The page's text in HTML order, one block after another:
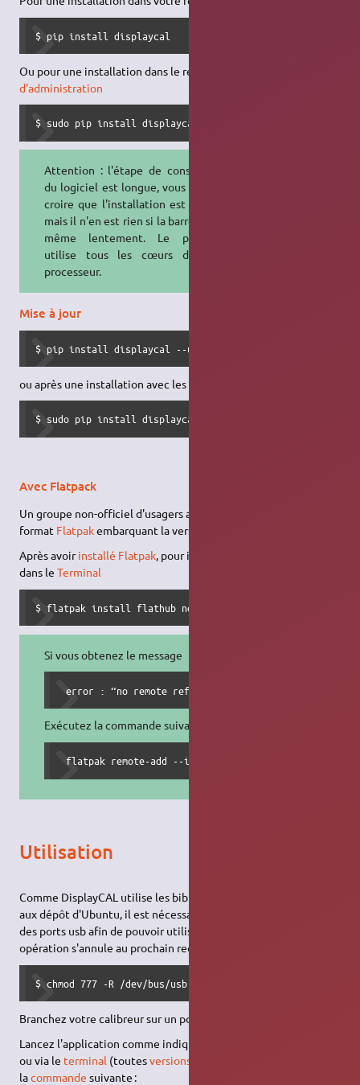
$ pip install displaycal
Ou pour une installation dans le répertoire /usr/ avec les
d'administration
$ sudo pip install displaycal
Attention : l'étape de construction
du logiciel est longue, vous pourriez
croire que l'installation est plantée,
mais il n'en est rien si la barre tourne
même lentement. Le processus
utilise tous les cœurs de votre
processeur.
Mise à jour
$ pip install displaycal --upgrade
ou après une installation avec les
$ sudo pip install displaycal --upgrade
Avec Flatpack
Un groupe non-officiel d'usagers a aussi porté ce programme au
format Flatpakembarquant la version 2.1.2 d'
Après avoirinstallé Flatpak, pour installer DisplayCAL entrez
dans leTerminal
$ flatpak install flathub net.displaycal.DisplayCAL
Si vous obtenez le message
error : “no remote refs found similar to flathub”
Exécutez la commande suivante :
flatpak remote-add --if-not-exists flathub https://
Utilisation
Comme DisplayCAL utilise les bibliothèques
aux dépôt d'Ubuntu, il est nécessaire d'élargir les permissions
des ports usb afin de pouvoir utiliser le calibreur. Cette
opération s'annule au prochain redémarrage.
$ chmod 777 -R /dev/bus/usb
Branchez votre calibreur sur un port usb.
Lancez l'application comme indiqué
ou via le terminal (toutesversions
lacommande suivante :